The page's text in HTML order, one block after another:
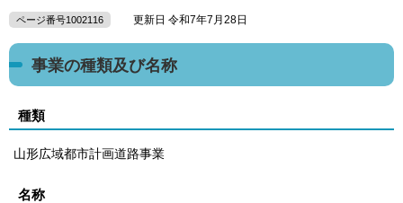
ページ番号1002116 更新日 令和7年7月28日
事業の種類及び名称
種類
山形広域都市計画道路事業
名称